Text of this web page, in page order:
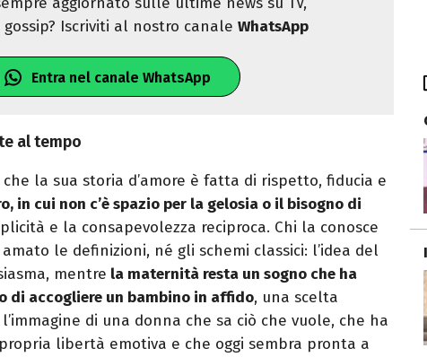
gossip? Iscriviti al nostro canaleWhatsApp
Entra nel canale WhatsApp
al tempo
la sua storia d’amore è fatta di rispetto, fiducia e
in cui non c’è spazio per la gelosia o il bisogno di
e la consapevolezza reciproca. Chi la conosce
le definizioni, né gli schemi classici: l’idea del
mentre la maternità resta un sogno che ha
di accogliere un bambino in affido, una scelta
di una donna che sa ciò che vuole, che ha
libertà emotiva e che oggi sembra pronta a